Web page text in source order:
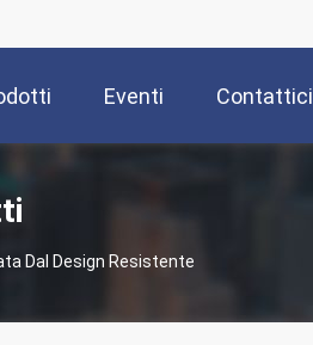
Eventi Contattici
Dal Design Resistente